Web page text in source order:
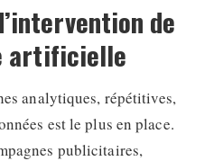
de
artificielle
analytiques, répétitives,
est le plus en place.
publicitaires,